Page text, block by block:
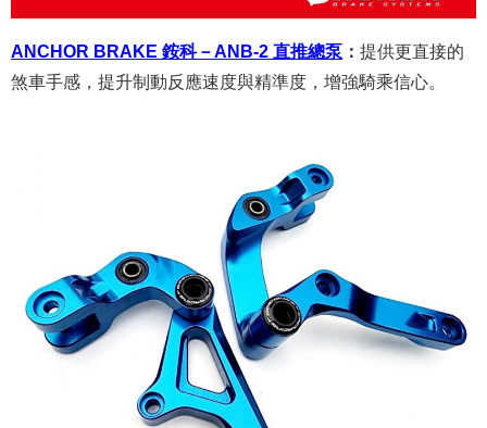
ANCHOR BRAKE 銨科－ANB-2 直推總泵 ： 提供更直接的
煞車手感，提升制動反應速度與精準度，增強騎乘信心。